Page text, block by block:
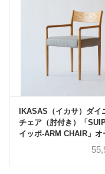
IKASAS（イカサ）ダイ
チェア（肘付き）「
イッポ-ARM CHAIR」オ